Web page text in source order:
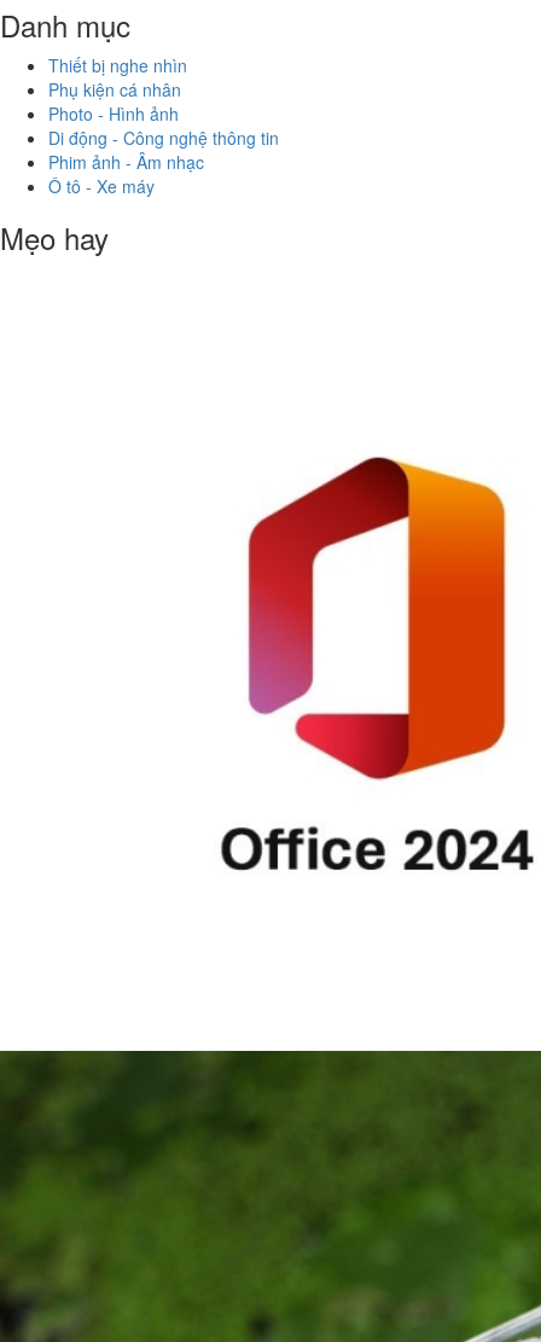
Danh mục
Thiết bị nghe nhìn
Phụ kiện cá nhân
Photo - Hình ảnh
Di động - Công nghệ thông tin
Phim ảnh - Âm nhạc
Ô tô - Xe máy
Mẹo hay